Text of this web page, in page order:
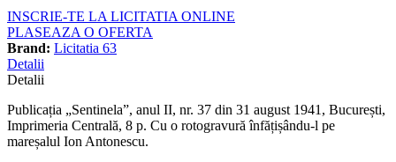
INSCRIE-TE LA LICITATIA ONLINE
PLASEAZA O OFERTA
Brand: Licitatia 63
Detalii
Detalii
Publicația „Sentinela”, anul II, nr. 37 din 31 august 1941, București,
Imprimeria Centrală, 8 p. Cu o rotogravură înfățișându-l pe
mareșalul Ion Antonescu.